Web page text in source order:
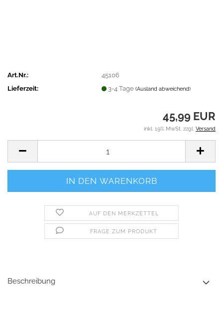
Art.Nr.:
45106
Lieferzeit:
3-4 Tage(Ausland abweichend)
45,99 EUR
inkl. 19% MwSt. zzgl. Versand
AUF DEN MERKZETTEL
FRAGE ZUM PRODUKT
Beschreibung